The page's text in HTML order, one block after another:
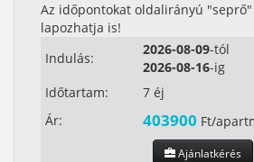
Az időpontokat oldalirányú
lapozhatja is!
Indulás:
2026-08-09-tól
2026-08-16-ig
Időtartam:
7 éj
Ár:
403900 Ft/
Ajánlatkérés